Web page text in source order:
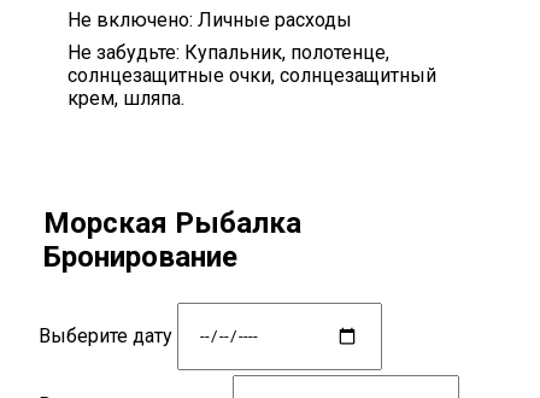
Не включено: Личные расходы
Не забудьте: Купальник, полотенце,
солнцезащитные очки, солнцезащитный
крем, шляпа.
Морская Рыбалка
Бронирование
Выберите дату